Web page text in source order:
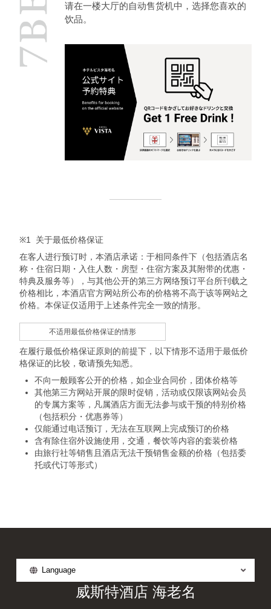
请在一楼大厅的自动售货机中，选择您喜欢的
饮品。
※1
关于最低价格保证
在客人进行预订时，本酒店承诺：于相同条件下（包括酒店名
称・住宿日期・入住人数・房型・住宿方案及其附带的优惠・
特典及服务等），与其他公开的第三方网络预订平台所刊载之
价格相比，本酒店官方网站所公布的价格将不高于该等网站之
价格。本保证仅适用于上述条件完全一致的情形。
不适用最低价格保证的情形
在履行最低价格保证原则的前提下，以下情形不适用于最低价
格保证的比较，敬请预先知悉。
不向一般顾客公开的价格，如企业合同价，团体价格等
其他第三方网站开展的限时促销，活动或仅限该网站会员
的专属方案等，凡属酒店方面无法参与或干预的特别价格
（包括积分・优惠券等）
仅能通过电话预订，无法在互联网上完成预订的价格
含有除住宿外设施使用，交通，餐饮等内容的套装价格
由旅行社等销售且酒店无法干预销售金额的价格（包括委
托或代订等形式）
Language
威斯特酒店 海老名